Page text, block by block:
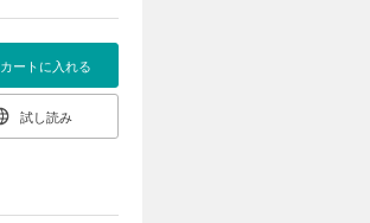
カートに入れる
試し読み